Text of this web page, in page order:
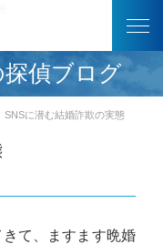
偵ブログ
SNSに潜む結婚詐欺の実態
て、ますます晩婚